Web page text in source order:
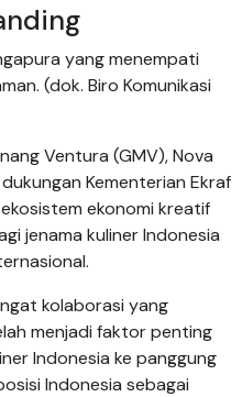
yang menempati
(dok. Biro Komunikasi
Ventura (GMV), Nova
Kementerian Ekraf
ekonomi kreatif
jenama kuliner Indonesia
kolaborasi yang
menjadi faktor penting
Indonesia ke panggung
Indonesia sebagai